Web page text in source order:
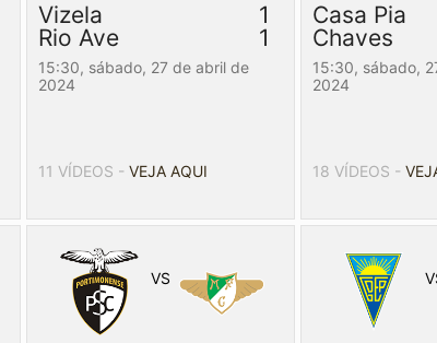
Vizela
1
Rio Ave
1
15:30, sábado, 27 de abril de
2024
11 VÍDEOS - VEJA AQUI
Casa Pia
Chaves
15:30, sábado,
2024
18 VÍDEOS -
VS